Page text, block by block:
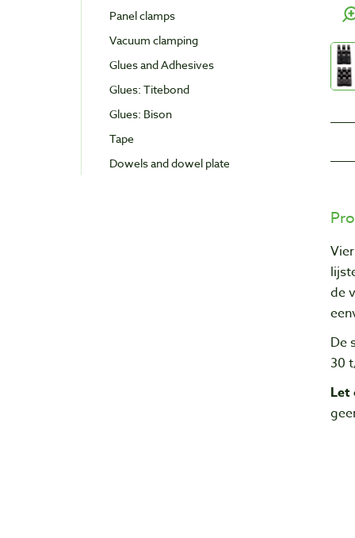
Panel clamps
Vacuum clamping
Glues and Adhesives
Glues: Titebond
Glues: Bison
Tape
Dowels and dowel plate
de
De
30